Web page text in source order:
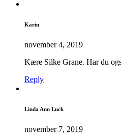
Karin
november 4, 2019
Kære Silke Grane. Har du
Reply
Linda Ann Luck
november 7, 2019